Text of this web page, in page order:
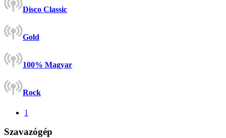
Disco Classic
Gold
100% Magyar
Rock
1
Szavazógép